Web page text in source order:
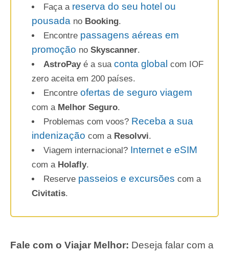
Faça a reserva do seu hotel ou
pousada no Booking.
Encontre passagens aéreas em
promoção no Skyscanner.
AstroPayé a sua conta global com IOF
zero aceita em 200 países.
Encontre ofertas de seguro viagem
com a Melhor Seguro.
Problemas com voos? Receba a sua
indenização com a Resolvvi.
Viagem internacional? Internet e eSIM
com a Holafly.
Reserve passeios e excursões com a
Civitatis.
Fale com o Viajar Melhor: Deseja falar com a